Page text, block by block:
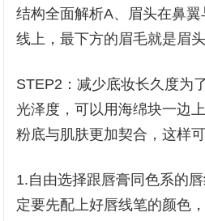
结构全面解析A、眉头在鼻
线上，最下方的眉毛就是眉头
STEP2：减少底妆长久度为
光泽度，可以用海绵块一边
粉底与肌肤更加契合，这样
1.自由选择跟唇膏同色系的
定要先配上好唇线笔的颜色